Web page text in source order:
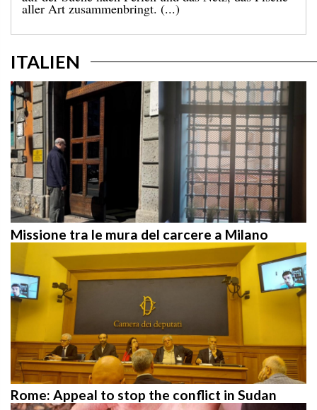
sogenannten „Gleichnisrede“. (...)
ITALIEN
Missione tra le mura del carcere a Milano
Rome: Appeal to stop the conflict in Sudan